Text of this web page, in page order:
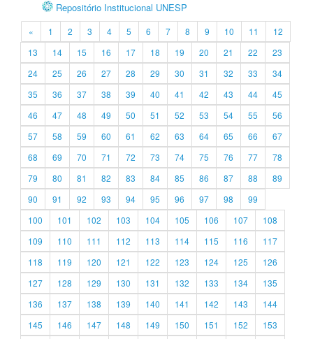
Repositório Institucional UNESP
« 1 2 3 4 5 6 7 8 9 10 11
12
13
14 15 16 17 18 19 20 21 22
23
24
25 26 27 28 29 30 31 32 33
34
35
36 37 38 39 40 41 42 43 44
45
46
47 48 49 50 51 52 53 54 55
56
57
58 59 60 61 62 63 64 65 66
67
68
69 70 71 72 73 74 75 76 77
78
79
80 81 82 83 84 85 86 87 88
89
90
91 92 93 94 95 96 97 98
99
100
101 102 103 104 105 106 107
108
109
110 111 112 113 114 115 116
117
118
119 120 121 122 123 124 125
126
127
128 129 130 131 132 133 134
135
136
137 138 139 140 141 142 143
144
145
146 147 148 149 150 151 152
153